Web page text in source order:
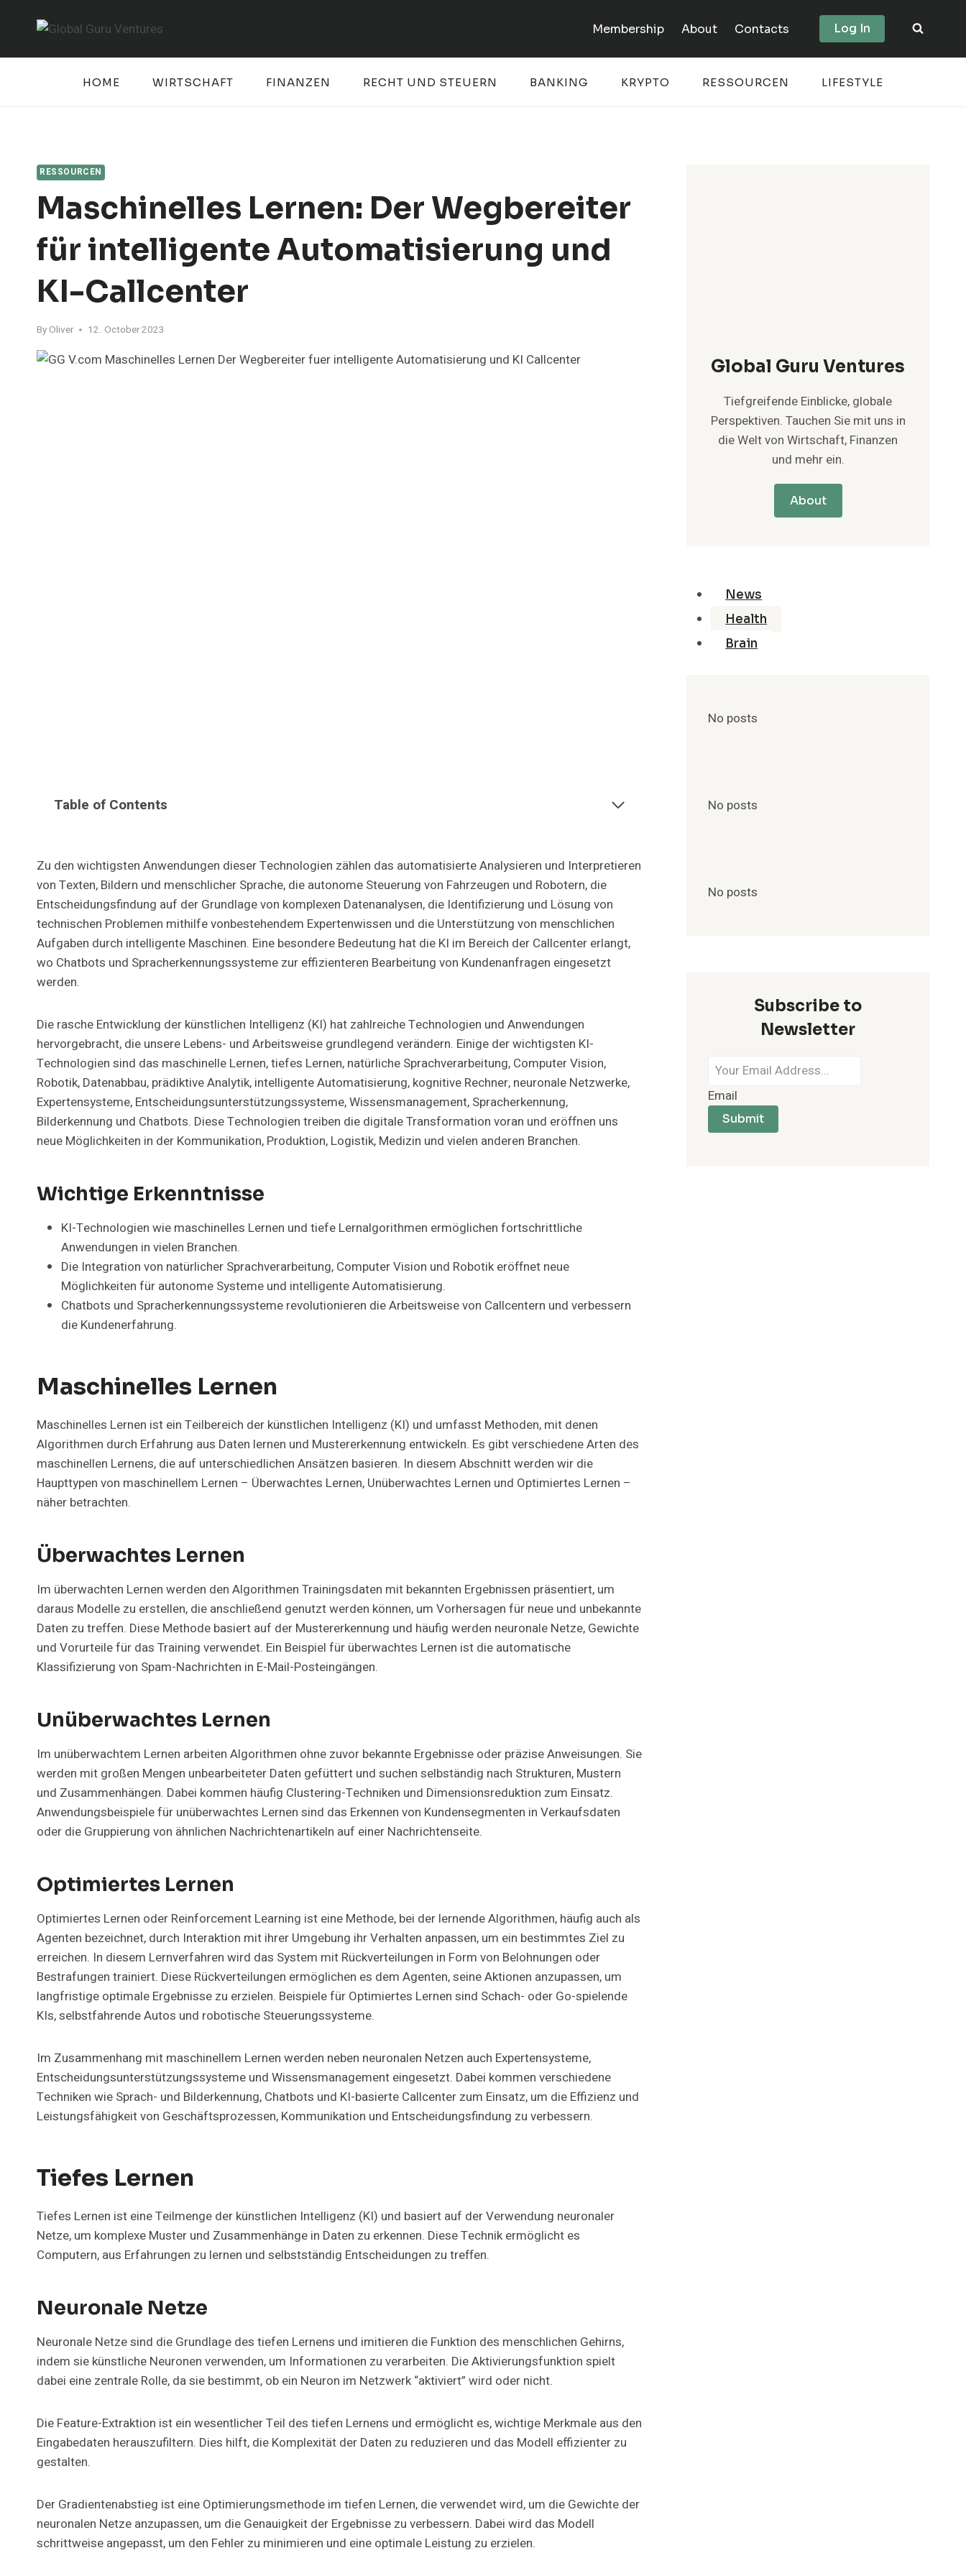
Membership About Contacts Log In
HOME WIRTSCHAFT FINANZEN RECHT UND STEUERN BANKING KRYPTO RESSOURCEN LIFESTYLE
RESSOURCEN
Maschinelles Lernen: Der Wegbereiter
für intelligente Automatisierung und
KI-Callcenter
By Oliver 12. October 2023
Table of Contents
Zu den wichtigsten Anwendungen dieser Technologien zählen das automatisierte Analysieren und Interpretieren
von Texten, Bildern und menschlicher Sprache, die autonome Steuerung von Fahrzeugen und Robotern, die
Entscheidungsfindung auf der Grundlage von komplexen Datenanalysen, die Identifizierung und Lösung von
technischen Problemen mithilfe vonbestehendem Expertenwissen und die Unterstützung von menschlichen
Aufgaben durch intelligente Maschinen. Eine besondere Bedeutung hat die KI im Bereich der Callcenter erlangt,
wo Chatbots und Spracherkennungssysteme zur effizienteren Bearbeitung von Kundenanfragen eingesetzt
werden.
Die rasche Entwicklung der künstlichen Intelligenz (KI) hat zahlreiche Technologien und Anwendungen
hervorgebracht, die unsere Lebens- und Arbeitsweise grundlegend verändern. Einige der wichtigsten KI-
Technologien sind das maschinelle Lernen, tiefes Lernen, natürliche Sprachverarbeitung, Computer Vision,
Robotik, Datenabbau, prädiktive Analytik, intelligente Automatisierung, kognitive Rechner, neuronale Netzwerke,
Expertensysteme, Entscheidungsunterstützungssysteme, Wissensmanagement, Spracherkennung,
Bilderkennung und Chatbots. Diese Technologien treiben die digitale Transformation voran und eröffnen uns
neue Möglichkeiten in der Kommunikation, Produktion, Logistik, Medizin und vielen anderen Branchen.
Wichtige Erkenntnisse
KI-Technologien wie maschinelles Lernen und tiefe Lernalgorithmen ermöglichen fortschrittliche
Anwendungen in vielen Branchen.
Die Integration von natürlicher Sprachverarbeitung, Computer Vision und Robotik eröffnet neue
Möglichkeiten für autonome Systeme und intelligente Automatisierung.
Chatbots und Spracherkennungssysteme revolutionieren die Arbeitsweise von Callcentern und verbessern
die Kundenerfahrung.
Maschinelles Lernen
Maschinelles Lernen ist ein Teilbereich der künstlichen Intelligenz (KI) und umfasst Methoden, mit denen
Algorithmen durch Erfahrung aus Daten lernen und Mustererkennung entwickeln. Es gibt verschiedene Arten des
maschinellen Lernens, die auf unterschiedlichen Ansätzen basieren. In diesem Abschnitt werden wir die
Haupttypen von maschinellem Lernen – Überwachtes Lernen, Unüberwachtes Lernen und Optimiertes Lernen –
näher betrachten.
Überwachtes Lernen
Im überwachten Lernen werden den Algorithmen Trainingsdaten mit bekannten Ergebnissen präsentiert, um
daraus Modelle zu erstellen, die anschließend genutzt werden können, um Vorhersagen für neue und unbekannte
Daten zu treffen. Diese Methode basiert auf der Mustererkennung und häufig werden neuronale Netze, Gewichte
und Vorurteile für das Training verwendet. Ein Beispiel für überwachtes Lernen ist die automatische
Klassifizierung von Spam-Nachrichten in E-Mail-Posteingängen.
Unüberwachtes Lernen
Im unüberwachtem Lernen arbeiten Algorithmen ohne zuvor bekannte Ergebnisse oder präzise Anweisungen. Sie
werden mit großen Mengen unbearbeiteter Daten gefüttert und suchen selbständig nach Strukturen, Mustern
und Zusammenhängen. Dabei kommen häufig Clustering-Techniken und Dimensionsreduktion zum Einsatz.
Anwendungsbeispiele für unüberwachtes Lernen sind das Erkennen von Kundensegmenten in Verkaufsdaten
oder die Gruppierung von ähnlichen Nachrichtenartikeln auf einer Nachrichtenseite.
Optimiertes Lernen
Optimiertes Lernen oder Reinforcement Learning ist eine Methode, bei der lernende Algorithmen, häufig auch als
Agenten bezeichnet, durch Interaktion mit ihrer Umgebung ihr Verhalten anpassen, um ein bestimmtes Ziel zu
erreichen. In diesem Lernverfahren wird das System mit Rückverteilungen in Form von Belohnungen oder
Bestrafungen trainiert. Diese Rückverteilungen ermöglichen es dem Agenten, seine Aktionen anzupassen, um
langfristige optimale Ergebnisse zu erzielen. Beispiele für Optimiertes Lernen sind Schach- oder Go-spielende
KIs, selbstfahrende Autos und robotische Steuerungssysteme.
Im Zusammenhang mit maschinellem Lernen werden neben neuronalen Netzen auch Expertensysteme,
Entscheidungsunterstützungssysteme und Wissensmanagement eingesetzt. Dabei kommen verschiedene
Techniken wie Sprach- und Bilderkennung, Chatbots und KI-basierte Callcenter zum Einsatz, um die Effizienz und
Leistungsfähigkeit von Geschäftsprozessen, Kommunikation und Entscheidungsfindung zu verbessern.
Tiefes Lernen
Tiefes Lernen ist eine Teilmenge der künstlichen Intelligenz (KI) und basiert auf der Verwendung neuronaler
Netze, um komplexe Muster und Zusammenhänge in Daten zu erkennen. Diese Technik ermöglicht es
Computern, aus Erfahrungen zu lernen und selbstständig Entscheidungen zu treffen.
Neuronale Netze
Neuronale Netze sind die Grundlage des tiefen Lernens und imitieren die Funktion des menschlichen Gehirns,
indem sie künstliche Neuronen verwenden, um Informationen zu verarbeiten. Die Aktivierungsfunktion spielt
dabei eine zentrale Rolle, da sie bestimmt, ob ein Neuron im Netzwerk “aktiviert” wird oder nicht.
Die Feature-Extraktion ist ein wesentlicher Teil des tiefen Lernens und ermöglicht es, wichtige Merkmale aus den
Eingabedaten herauszufiltern. Dies hilft, die Komplexität der Daten zu reduzieren und das Modell effizienter zu
gestalten.
Der Gradientenabstieg ist eine Optimierungsmethode im tiefen Lernen, die verwendet wird, um die Gewichte der
neuronalen Netze anzupassen, um die Genauigkeit der Ergebnisse zu verbessern. Dabei wird das Modell
schrittweise angepasst, um den Fehler zu minimieren und eine optimale Leistung zu erzielen.
Global Guru Ventures
Tiefgreifende Einblicke, globale
Perspektiven. Tauchen Sie mit uns in
die Welt von Wirtschaft, Finanzen
und mehr ein.
About
News
Health
Brain
No posts
No posts
No posts
Subscribe to
Newsletter
Email
Submit